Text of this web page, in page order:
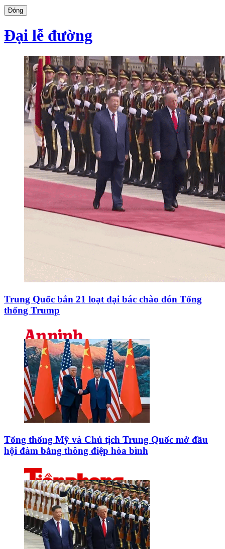
Đóng
Đại lễ đường
Trung Quốc bắn 21 loạt đại bác chào đón Tổng
thống Trump
Tổng thống Mỹ và Chủ tịch Trung Quốc mở đầu
hội đàm bằng thông điệp hòa bình